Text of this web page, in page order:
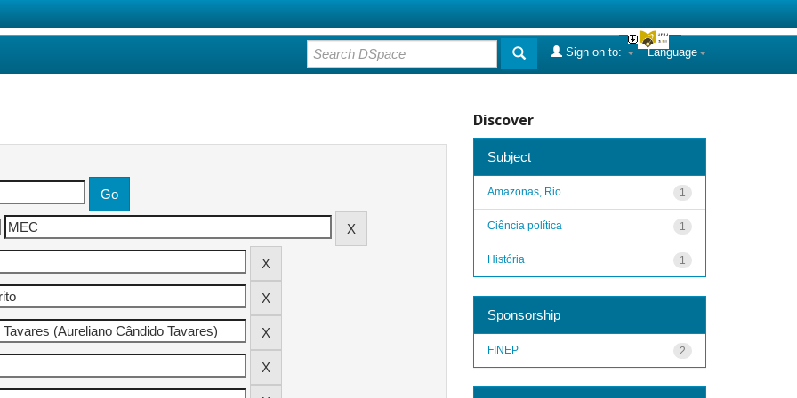
Language
Sign on to:
Discover
Subject
1
Amazonas, Rio
1
Ciência política
1
História
Sponsorship
2
FINEP